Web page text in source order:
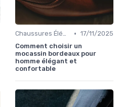
Chaussures Élégantes et de Cérémonie • 17/11/2025
Comment choisir un
mocassin bordeaux pour
homme élégant et
confortable